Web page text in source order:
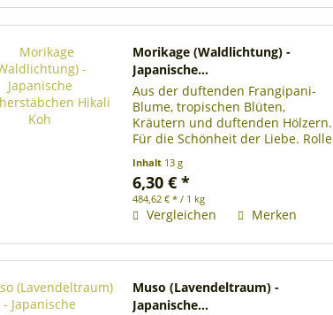
Morikage (Waldlichtung) -
Japanische...
Aus der duftenden Frangipani-
Blume, tropischen Blüten,
Kräutern und duftenden Hölzern.
Für die Schönheit der Liebe. Rolle
Räucherstäbchen Länge der
Räucherstäbchen 13 cm
Brenndauer je Räucherstäbchen
ca. 25 Minuten...
Inhalt 13 g
6,30 € *
484,62 € * / 1 kg
Vergleichen Merken
Muso (Lavendeltraum) -
Japanische...